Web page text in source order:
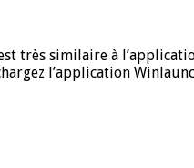
similaire à
l’application